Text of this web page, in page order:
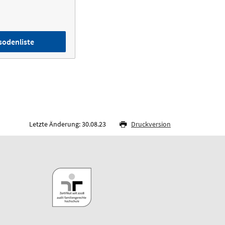
Letzte Änderung: 30.08.23 Druckversion